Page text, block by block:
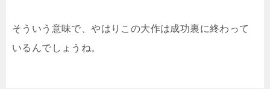
そういう意味で、やはりこの大作は成功裏に終わって
いるんでしょうね。